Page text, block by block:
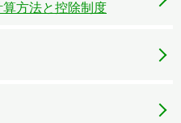
方法と控除制度